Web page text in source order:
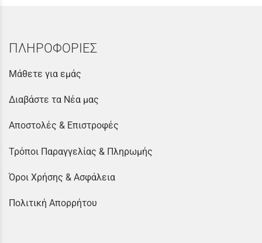
ΠΛΗΡΟΦΟΡΙΕΣ
Μάθετε για εμάς
Διαβάστε τα Νέα μας
Αποστολές & Επιστροφές
Τρόποι Παραγγελίας & Πληρωμής
Όροι Χρήσης & Ασφάλεια
Πολιτική Απορρήτου